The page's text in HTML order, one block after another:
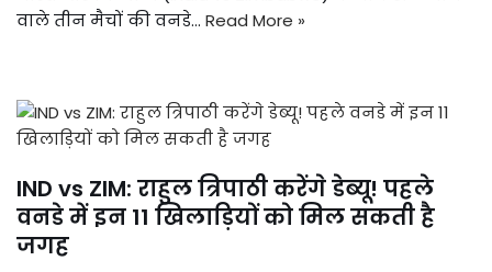
वाले तीन मैचों की वनडे… Read More »
IND vs ZIM: राहुल त्रिपाठी करेंगे डेब्यू! पहले
वनडे में इन 11 खिलाड़ियों को मिल सकती है
जगह